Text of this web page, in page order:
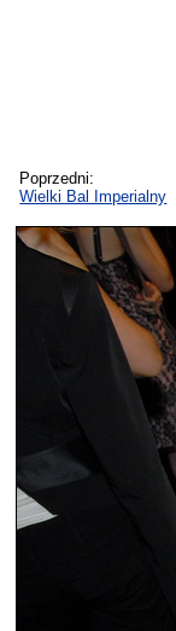
Poprzedni:
Wielki Bal Imperialny